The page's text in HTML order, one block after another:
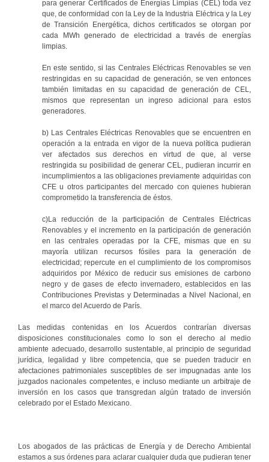
para generar Certificados de Energías Limpias (CEL) toda vez
que, de conformidad con la Ley de la Industria Eléctrica y la Ley
de Transición Energética, dichos certificados se otorgan por
cada MWh generado de electricidad a través de energías
limpias.
En este sentido, si las Centrales Eléctricas Renovables se ven
restringidas en su capacidad de generación, se ven entonces
también limitadas en su capacidad de generación de CEL,
mismos que representan un ingreso adicional para estos
generadores.
b) Las Centrales Eléctricas Renovables que se encuentren en
operación a la entrada en vigor de la nueva política pudieran
ver afectados sus derechos en virtud de que, al verse
restringida su posibilidad de generar CEL, pudieran incurrir en
incumplimientos a las obligaciones previamente adquiridas con
CFE u otros participantes del mercado con quienes hubieran
comprometido la transferencia de éstos.
c)La reducción de la participación de Centrales Eléctricas
Renovables y el incremento en la participación de generación
en las centrales operadas por la CFE, mismas que en su
mayoría utilizan recursos fósiles para la generación de
electricidad; repercute en el cumplimiento de los compromisos
adquiridos por México de reducir sus emisiones de carbono
negro y de gases de efecto invernadero, establecidos en las
Contribuciones Previstas y Determinadas a Nivel Nacional, en
el marco del Acuerdo de París.
Las medidas contenidas en los Acuerdos contrarían diversas
disposiciones constitucionales como lo son el derecho al medio
ambiente adecuado, desarrollo sustentable, al principio de seguridad
jurídica, legalidad y libre competencia, que se pueden traducir en
afectaciones patrimoniales susceptibles de ser impugnadas ante los
juzgados nacionales competentes, e incluso mediante un arbitraje de
inversión en los casos que transgredan algún tratado de inversión
celebrado por el Estado Mexicano.
Los abogados de las prácticas de Energía y de Derecho Ambiental
estamos a sus órdenes para aclarar cualquier duda que pudieran tener